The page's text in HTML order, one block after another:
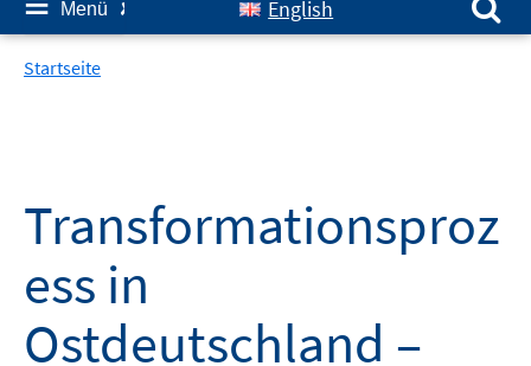
Menü ✘ English
Startseite
Transformationsproz
ess in
Ostdeutschland –